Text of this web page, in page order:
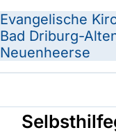
Evangelische
Bad Driburg-
Neuenheerse